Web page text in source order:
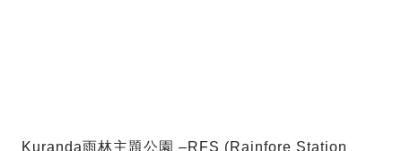
Kuranda雨林主題公園 –RFS (Rainfore Station